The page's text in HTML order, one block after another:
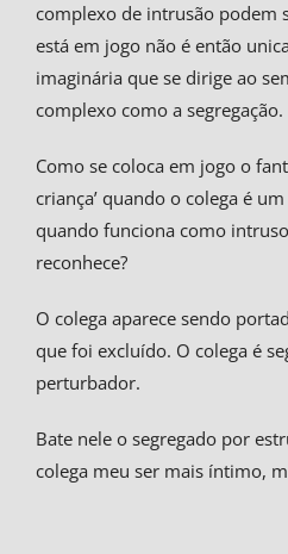
complexo de intrusão podem
está em jogo não é então
imaginária que se dirige ao
complexo como a segregação.
Como se coloca em jogo o
criança’ quando o colega é
quando funciona como
reconhece?
O colega aparece sendo
que foi excluído. O colega é
perturbador.
Bate nele o segregado por
colega meu ser mais íntimo,